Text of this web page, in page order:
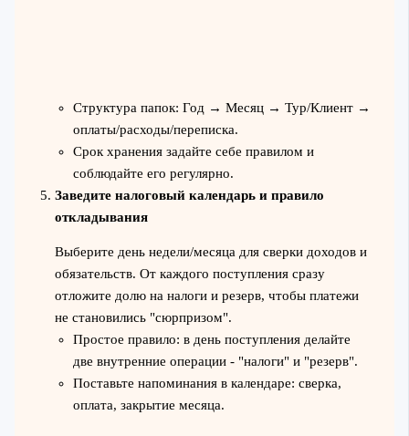
Структура папок: Год → Месяц → Тур/Клиент →
оплаты/расходы/переписка.
Срок хранения задайте себе правилом и
соблюдайте его регулярно.
Заведите налоговый календарь и правило
откладывания
Выберите день недели/месяца для сверки доходов и
обязательств. От каждого поступления сразу
отложите долю на налоги и резерв, чтобы платежи
не становились "сюрпризом".
Простое правило: в день поступления делайте
две внутренние операции - "налоги" и "резерв".
Поставьте напоминания в календаре: сверка,
оплата, закрытие месяца.